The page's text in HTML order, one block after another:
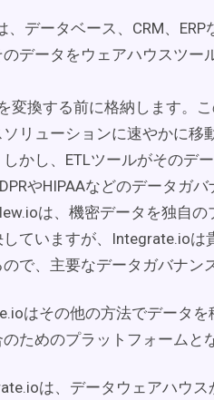
データベース、CRM、
データをウェアハウスツー
変換する前に格納します。
リューションに速やかに移
かし、ETLツールがそのデ
やHIPAAなどのデータガ
は、機密データを独自
ていますが、Integrate.ioは
で、主要なデータガバナン
はその他の方法でデータ
ためのプラットフォームと
は、データウェアハウ